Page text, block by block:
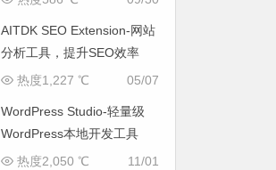
AITDK SEO Extension-网站
分析工具，提升SEO效率
05/07
热度1,227 ℃
WordPress Studio-轻量级
WordPress本地开发工具
11/01
热度2,050 ℃